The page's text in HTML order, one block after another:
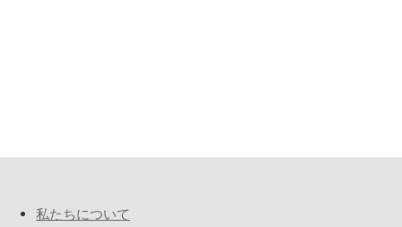
私たちについて